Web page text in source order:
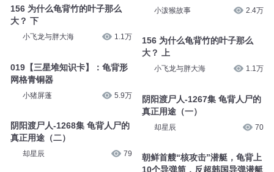
156 为什么龟背竹的叶子那么
大？ 下
小飞龙与胖大海 1.1万
019【三星堆知识卡】：龟背形
网格青铜器
小猪屏蓬 5.9万
阴阳渡尸人-1268集 龟背人尸的
真正用途（二）
却星辰 79
小泼猴故事 2.4万
156 为什么龟背竹的叶子那么
大？ 上
小飞龙与胖大海 1.1万
阴阳渡尸人-1267集 龟背人尸的
真正用途（一）
却星辰 70
朝鲜首艘“核攻击”潜艇，龟背上
10个导弹筒，反超韩国导弹潜艇